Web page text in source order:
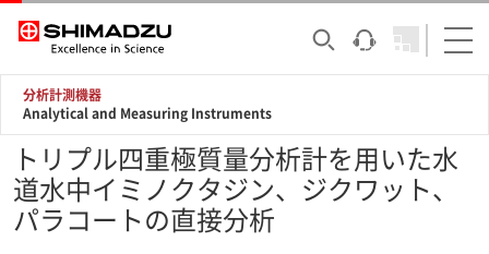
分析計測機器
Analytical and Measuring Instruments
トリプル四重極質量分析計を用いた水
道水中イミノクタジン、ジクワット、
パラコートの直接分析